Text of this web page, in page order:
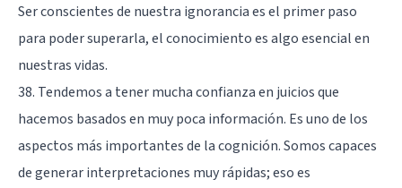
Ser conscientes de nuestra ignorancia es el primer paso
para poder superarla, el conocimiento es algo esencial en
nuestras vidas.
38. Tendemos a tener mucha confianza en juicios que
hacemos basados en muy poca información. Es uno de los
aspectos más importantes de la cognición. Somos capaces
de generar interpretaciones muy rápidas; eso es